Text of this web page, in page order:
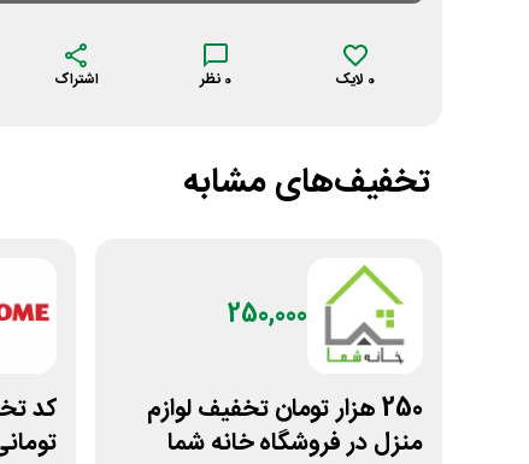
0 لایک 0 نظر اشتراک
تخفیف‌های مشابه
250,000
250 هزار تومان تخفیف لوازم
منزل در فروشگاه خانه شما